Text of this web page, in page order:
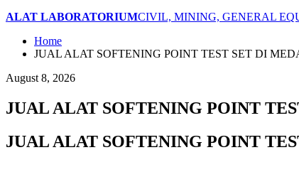
ALAT LABORATORIUMCIVIL, MINING, GENERAL
Home
JUAL ALAT SOFTENING POINT TEST SET DI
August 8, 2026
JUAL ALAT SOFTENING POINT
JUAL ALAT SOFTENING POINT